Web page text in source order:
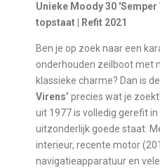
Unieke Moody 30
topstaat | Refit 2021
Ben je op zoek naar een
onderhouden zeilboot met
klassieke charme? Dan is
Virens’ precies wat je
uit 1977 is volledig gerefit
uitzonderlijk goede staat.
interieur, recente motor
navigatieapparatuur en